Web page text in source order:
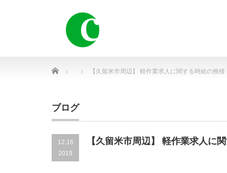
Home 【久留米市周辺】 軽作業求人に関する時給の推移
ブログ
12.16
2019
【久留米市周辺】 軽作業求人に